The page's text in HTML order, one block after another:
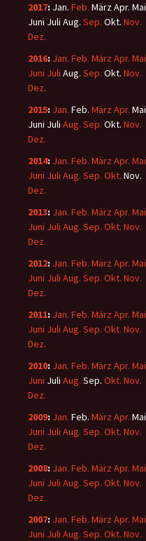
2017: Jan. Feb. MärzApr. Mai
Juni Juli Aug. Sep. Okt. Nov.
Dez.
2016: Jan. Feb. März Apr. Mai
Juni Juli Aug. Sep. Okt. Nov.
Dez.
2015: Jan. Feb. März Apr. Mai
Juni Juli Aug. Sep. Okt. Nov.
Dez.
2014: Jan. Feb. März Apr. Mai
Juni Juli Aug. Sep. Okt. Nov.
Dez.
2013: Jan. Feb. März Apr. Mai
Juni Juli Aug. Sep. Okt. Nov.
Dez.
2012: Jan. Feb. März Apr. Mai
Juni Juli Aug. Sep. Okt. Nov.
Dez.
2011: Jan. Feb. März Apr. Mai
Juni Juli Aug. Sep. Okt. Nov.
Dez.
2010: Jan. Feb. März Apr. Mai
Juni Juli Aug. Sep. Okt. Nov.
Dez.
2009: Jan. Feb. März Apr. Mai
Juni Juli Aug. Sep. Okt. Nov.
Dez.
2008: Jan. Feb. März Apr. Mai
Juni Juli Aug. Sep. Okt. Nov.
Dez.
2007: Jan. Feb. März Apr. Mai
Juni Juli Aug. Sep. Okt. Nov.